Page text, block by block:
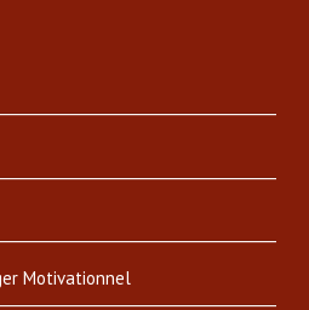
Motivationnel